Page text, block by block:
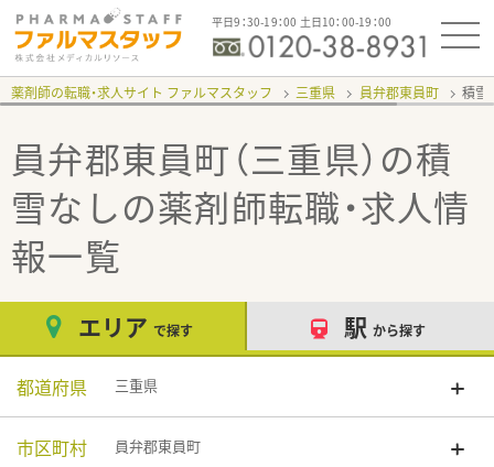
平日9：30-19：00 土日10：00-19：00
薬剤師の転職・求人サイト ファルマスタッフ 三重県 員弁郡東員町 積雪
員弁郡東員町（三重県）の積
雪なしの薬剤師転職・求人情
報一覧
エリア で探す 駅 から探す
都道府県 三重県
市区町村 員弁郡東員町